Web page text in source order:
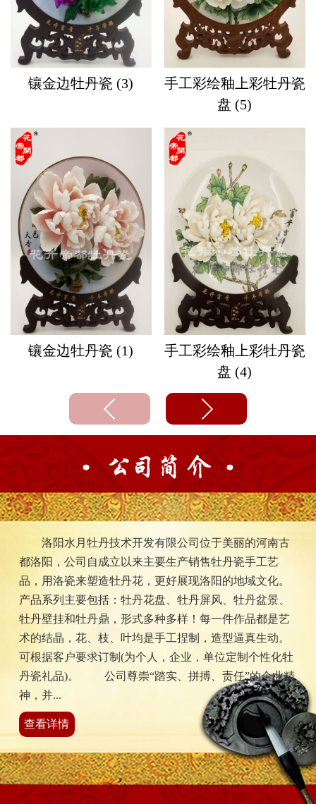
镶金边牡丹瓷 (3)
镶金边牡丹瓷 (1)
手工彩绘釉上彩牡丹瓷
盘 (5)
手工彩绘釉上彩牡丹瓷
盘 (4)
洛阳水月牡丹技术开发有限公司位于美丽的河南古
都洛阳，公司自成立以来主要生产销售牡丹瓷手工艺
品，用洛瓷来塑造牡丹花，更好展现洛阳的地域文化。
产品系列主要包括：牡丹花盘、牡丹屏风、牡丹盆景、
牡丹壁挂和牡丹鼎，形式多种多样！每一件作品都是艺
术的结晶，花、枝、叶均是手工捏制，造型逼真生动。
可根据客户要求订制(为个人，企业，单位定制个性化牡
丹瓷礼品)。 公司尊崇“踏实、拼搏、责任”的企业精
神，并...
查看详情